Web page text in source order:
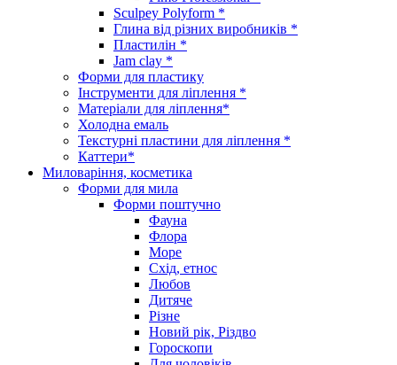
Sculpey Polyform *
Глина від різних виробників *
Пластилін *
Jam clay *
Форми для пластику
Інструменти для ліплення *
Матеріали для ліплення*
Холодна емаль
Текстурні пластини для ліплення *
Каттери*
Миловаріння, косметика
Форми для мила
Форми поштучно
Фауна
Флора
Море
Схід, етнос
Любов
Дитяче
Різне
Новий рік, Різдво
Гороскопи